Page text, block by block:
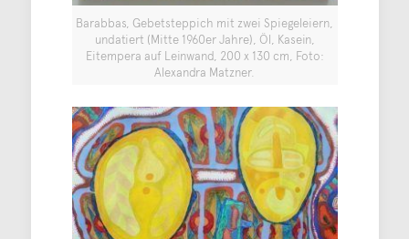
Barabbas, Gebetsteppich mit zwei Spiegeleiern,
undatiert (Mitte 1960er Jahre), Öl, Kasein,
Eitempera auf Leinwand, 200 x 130 cm, Foto:
Alexandra Matzner.